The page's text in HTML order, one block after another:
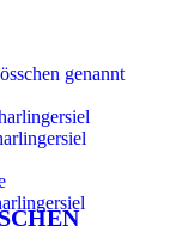
genannt